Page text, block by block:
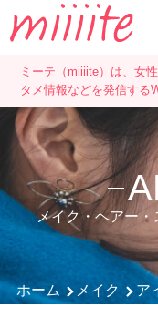
ミーテ（miiiite）は、女
タメ情報などを発信する
メイク・ヘアー・
ホーム メイク ア